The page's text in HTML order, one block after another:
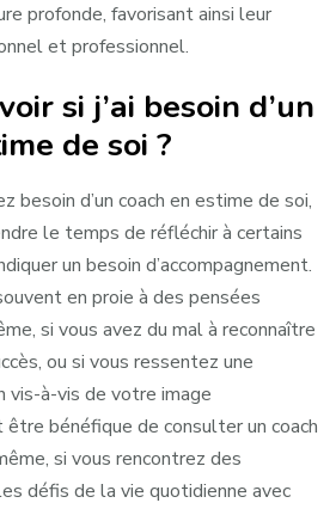
profonde, favorisant ainsi leur
et professionnel.
si j’ai besoin d’un
de soi ?
besoin d’un coach en estime de soi,
le temps de réfléchir à certains
un besoin d’accompagnement.
en proie à des pensées
si vous avez du mal à reconnaître
ou si vous ressentez une
vis-à-vis de votre image
bénéfique de consulter un coach
si vous rencontrez des
défis de la vie quotidienne avec